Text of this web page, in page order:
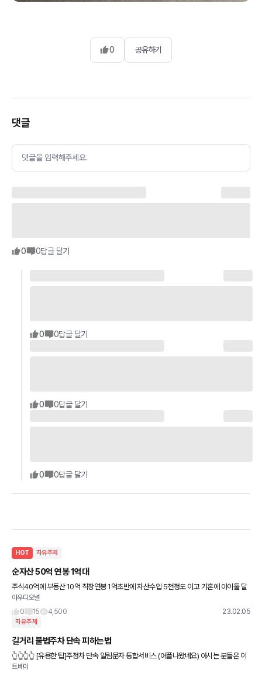
0 공유하기
댓글
댓글을 입력해주세요.
0 0답글 달기
0 0답글 달기
0 0답글 달기
0 0답글 달기
HOT 자유주제
순자산 50억 연봉 1억대
주식40억에 부동산 10억 직장연봉 1억초반에 자산수입 5천정도 이고 기혼에 아이둘 달
아우디오널
0
15 4,500 23.02.05
자유주제
길거리 불법주차 단속 피하는법
👆👆👆👆 [유용한 팁]주정차 단속 알림문자 통합서비스 (어플나왔네요) 아시는 분들은 이
미 신청하셨을테고 본인에 대한 간편 정보와 차량 번호만 입력하면 신청되네요 카메라 인
트베이